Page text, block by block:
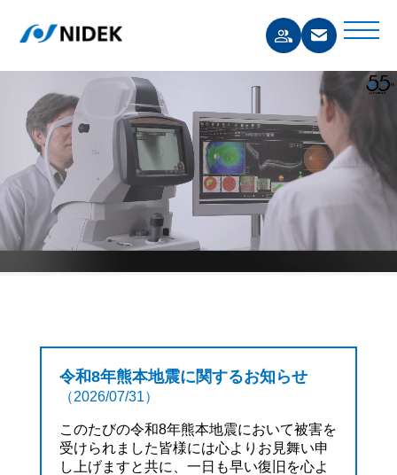
令和8年熊本地震に関するお知らせ
（2026/07/31）
このたびの令和8年熊本地震において被害を
受けられました皆様には心よりお見舞い申
し上げますと共に、一日も早い復旧を心よ